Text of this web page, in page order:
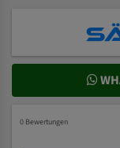
0 Bewertungen